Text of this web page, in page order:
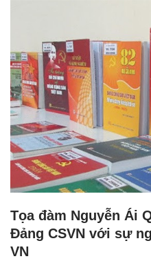
Tọa đàm Nguyễn Ái
Đảng CSVN với sự
VN